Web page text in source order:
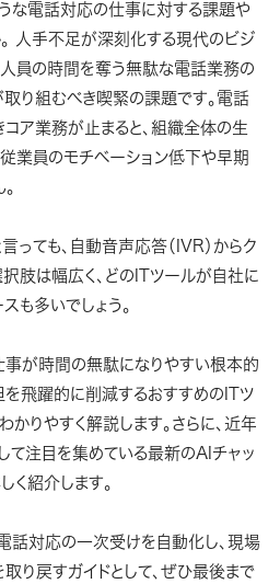
な電話対応の仕事に対する課題や
人手不足が深刻化する現代のビジ
員の時間を奪う無駄な電話業務の
り組むべき喫緊の課題です。電話
ア業務が止まると、組織全体の生
業員のモチベーション低下や早期
っても、自動音声応答（IVR）からク
肢は幅広く、どのITツールが自社に
も多いでしょう。
事が時間の無駄になりやすい根本的
を飛躍的に削減するおすすめのITツ
りやすく解説します。さらに、近年
て注目を集めている最新のAIチャッ
く紹介します。
話対応の一次受けを自動化し、現場
り戻すガイドとして、ぜひ最後まで